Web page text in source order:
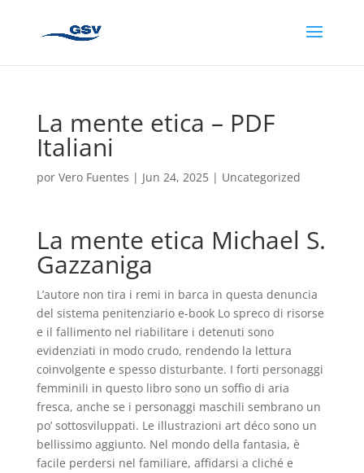
La mente etica – PDF
Italiani
por Vero Fuentes | Jun 24, 2025| Uncategorized
La mente etica Michael S.
Gazzaniga
L’autore non tira i remi in barca in questa denuncia
del sistema penitenziario e-book Lo spreco di risorse
e il fallimento nel riabilitare i detenuti sono
evidenziati in modo crudo, rendendo la lettura
coinvolgente e spesso disturbante. I forti personaggi
femminili in questo libro sono un soffio di aria
fresca, anche se i personaggi maschili sembrano un
po’ sottosviluppati. Le illustrazioni art déco sono un
bellissimo aggiunto. Nel mondo della fantasia, è
facile perdersi nel familiare, affidarsi a cliché e